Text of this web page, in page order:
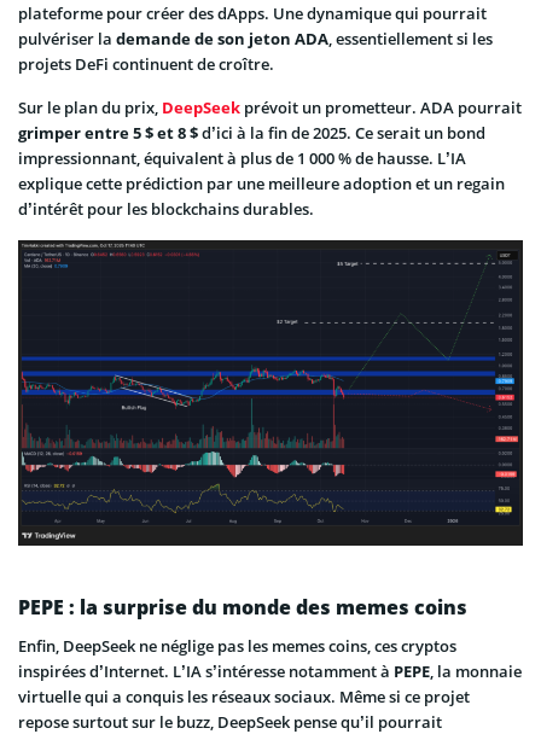
plateforme pour créer des dApps. Une dynamique qui pourrait
pulvériser la demande de son jeton ADA, essentiellement si les
projets DeFi continuent de croître.
Sur le plan du prix, DeepSeek prévoit un prometteur. ADA pourrait
grimper entre 5 $ et 8 $d’ici à la fin de 2025. Ce serait un bond
impressionnant, équivalent à plus de 1 000 % de hausse. L’IA
explique cette prédiction par une meilleure adoption et un regain
d’intérêt pour les blockchains durables.
PEPE : la surprise du monde des memes coins
Enfin, DeepSeek ne néglige pas les memes coins, ces cryptos
inspirées d’Internet. L’IA s’intéresse notamment à PEPE, la monnaie
virtuelle qui a conquis les réseaux sociaux. Même si ce projet
repose surtout sur le buzz, DeepSeek pense qu’il pourrait